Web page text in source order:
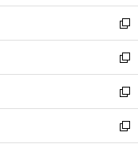
ウ
ィ
ン
ド
ウ
で
開
く
し
い
ウ
ィ
ン
ド
ウ
で
新
し
い
ウ
ィ
ン
ド
新
し
い
ウ
ィ
新
し
い
新